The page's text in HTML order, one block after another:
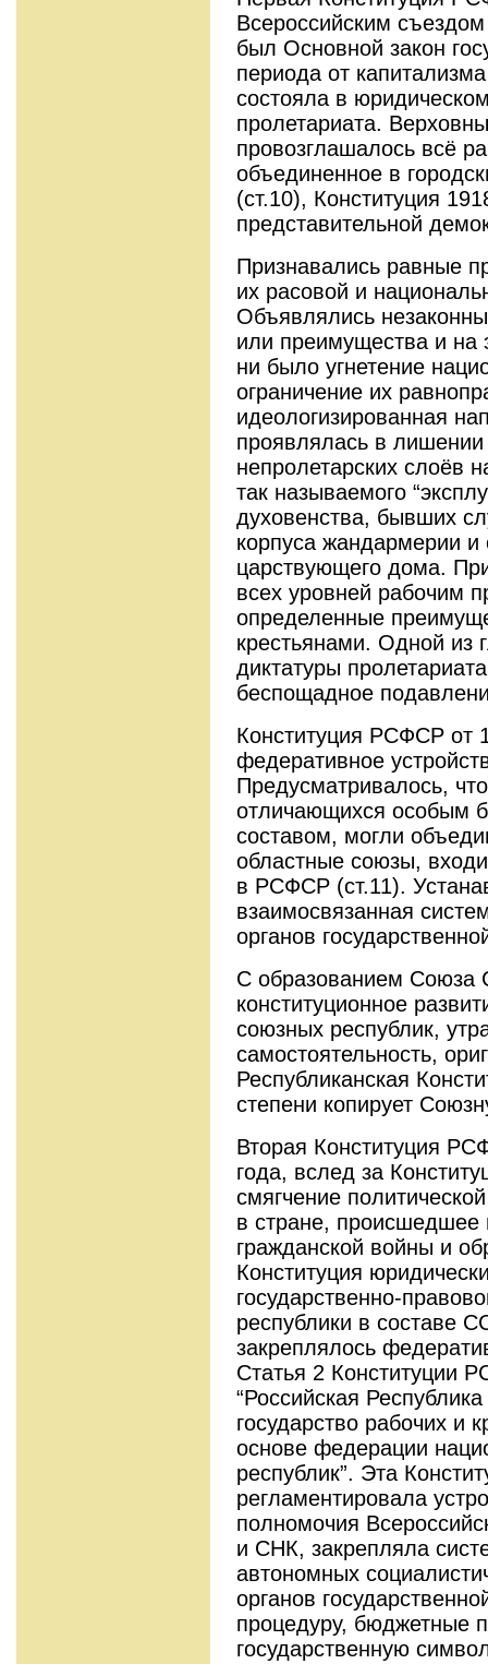
Всероссийским
был Основной закон
периода от
состояла в
пролетариата.
провозглашалось всё
объединенное в
(ст.10), Конституция
представительной
Признавались равные
их расовой и
Объявлялись
или преимущества и на
ни было угнетение
ограничение их
идеологизированная
проявлялась в
непролетарских слоёв
так называемого
духовенства, бывших
корпуса жандармерии и
царствующего дома.
всех уровней рабочим
определенные
крестьянами. Одной из
диктатуры
беспощадное
Конституция РСФСР от
федеративное
Предусматривалось,
отличающихся особым
составом, могли
областные союзы,
в РСФСР (ст.11).
взаимосвязанная
органов
С образованием Союза
конституционное
союзных республик,
самостоятельность,
Республиканская
степени копирует
Вторая Конституция
года, вслед за
смягчение
в стране, происшедшее
гражданской войны и
Конституция
государственно-
республики в составе
закреплялось
Статья 2 Конституции
“Российская
государство рабочих и
основе федерации
республик”. Эта
регламентировала
полномочия
и СНК, закрепляла
автономных
органов
процедуру, бюджетные
государственную